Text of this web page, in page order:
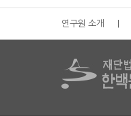
연구원 소개